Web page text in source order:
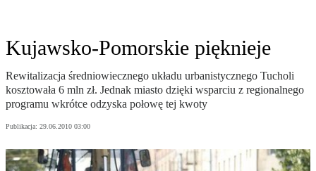
Kujawsko-Pomorskie pięknieje
Rewitalizacja średniowiecznego układu urbanistycznego Tucholi
kosztowała 6 mln zł. Jednak miasto dzięki wsparciu z regionalnego
programu wkrótce odzyska połowę tej kwoty
Publikacja: 29.06.2010 03:00